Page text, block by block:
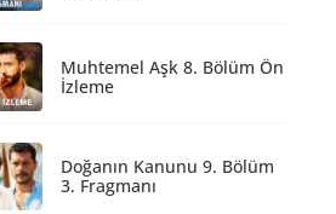
Muhtemel Aşk 8. Bölüm Ön
İzleme
Doğanın Kanunu 9. Bölüm
3. Fragmanı